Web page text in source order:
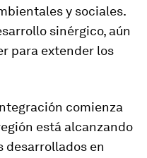
y sociales.
sinérgico, aún
para extender los
comienza
está alcanzando
desarrollados en